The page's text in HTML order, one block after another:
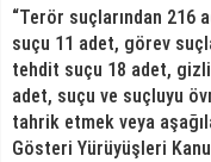
“Terör suçlarından 216
suçu 11 adet, görev
tehdit suçu 18 adet,
adet, suçu ve suçluyu
tahrik etmek veya
Gösteri Yürüyüşleri